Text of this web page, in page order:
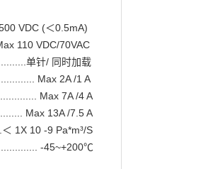
VDC (＜0.5mA)
110 VDC/70VAC
单针/ 同时加载
Max 2A /1 A
Max 7A /4 A
Max 13A /7.5 A
1X 10 -9 Pa*m³/S
-45~+200℃